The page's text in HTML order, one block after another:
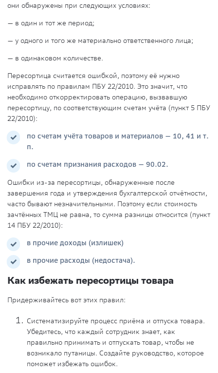
они обнаружены при следующих условиях:
— в один и тот же период;
— у одного и того же материально ответственного лица;
— в одинаковом количестве.
Пересортица считается ошибкой, поэтому её нужно
исправлять по правилам ПБУ 22/2010. Это значит, что
необходимо откорректировать операцию, вызвавшую
пересортицу, по соответствующим счетам учёта (пункт 5 ПБУ
22/2010):
по счетам учёта товаров и материалов — 10, 41 и т.
п.
по счетам признания расходов — 90.02.
Ошибки из-за пересортицы, обнаруженные после
завершения года и утверждения бухгалтерской отчётности,
часто бывают незначительными. Поэтому если стоимость
зачтённых ТМЦ не равна, то сумма разницы относится (пункт
14 ПБУ 22/2010):
в прочие доходы (излишек)
в прочие расходы (недостача).
Как избежать пересортицы товара
Придерживайтесь вот этих правил:
Систематизируйте процесс приёма и отпуска товара.
Убедитесь, что каждый сотрудник знает, как
правильно принимать и отпускать товар, чтобы не
возникало путаницы. Создайте руководство, которое
поможет избежать ошибок.